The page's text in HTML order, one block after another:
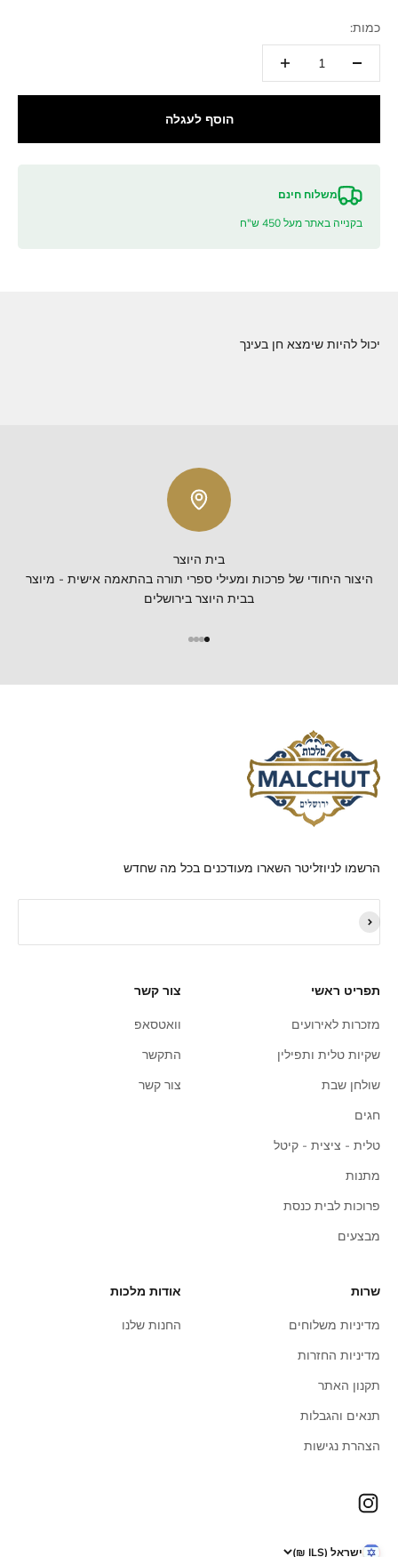
כמות:
הוסף לעגלה
משלוח חינם
בקנייה באתר מעל 450 ש"ח
יכול להיות שימצא חן בעינך
בית היוצר
היצור היחודי של פרכות ומעילי ספרי תורה בהתאמה אישית - מיוצר
בבית היוצר בירושלים
הרשמו לניוזליטר השארו מעודכנים בכל מה שחדש
תפריט ראשי
מזכרות לאירועים
שקיות טלית ותפילין
שולחן שבת
חגים
טלית - ציצית - קיטל
מתנות
פרוכות לבית כנסת
מבצעים
צור קשר
וואטסאפ
התקשר
צור קשר
שרות
מדיניות משלוחים
מדיניות החזרות
תקנון האתר
תנאים והגבלות
הצהרת נגישות
אודות מלכות
החנות שלנו
ישראל (ILS ₪)